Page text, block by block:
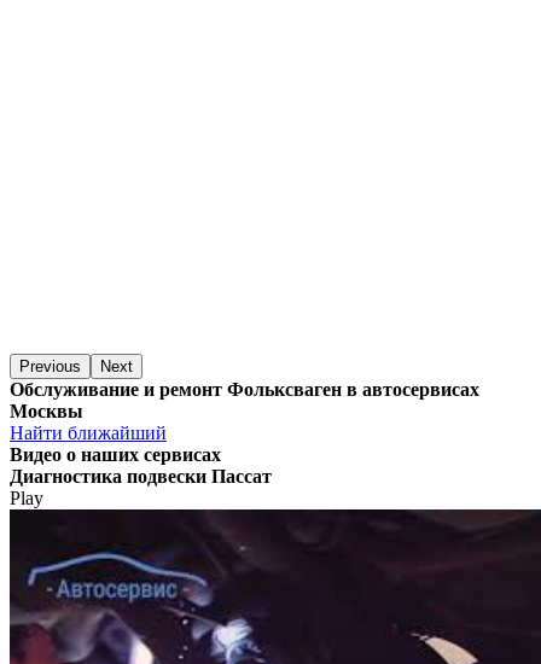
Previous Next
Обслуживание и ремонт Фольксваген в автосервисах
Москвы
Найти ближайший
Видео о наших сервисах
Диагностика подвески Пассат
Play